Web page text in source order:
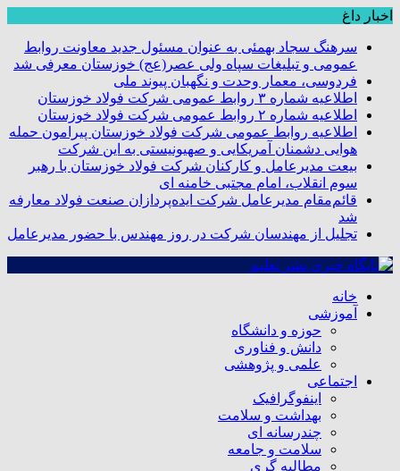
اخبار داغ
سرهنگ سجاد بهمئی به عنوان مسئول جدید معاونت روابط
عمومی و تبلیغات سپاه ولی عصر(عج) خوزستان معرفی شد
فردوسی، معمار وحدت و نگهبان پیوند ملی
اطلاعیه شماره ۳ روابط عمومی شرکت فولاد خوزستان
اطلاعیه شماره ۲ روابط عمومی شرکت فولاد خوزستان
اطلاعیه روابط عمومی شرکت فولاد خوزستان پیرامون حمله
هوایی دشمنان آمریکایی و صهیونیستی به این شرکت
بیعت مدیرعامل و کارکنان شرکت فولاد خوزستان با رهبر
سوم انقلاب، امام مجتبی خامنه ای
قائم‌مقام مدیرعامل شرکت ایده‌پردازان صنعت فولاد معارفه
شد
تجلیل از مهندسان شرکت در روز مهندس با حضور مدیرعامل
خانه
آموزشی
حوزه و دانشگاه
دانش و فناوری
علمی و پژوهشی
اجتماعی
اینفوگرافیک
بهداشت و سلامت
چندرسانه ای
سلامت و جامعه
مطالبه گری